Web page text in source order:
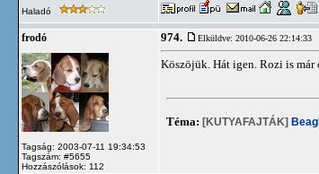
Haladó
frodó
Tagság: 2003-07-11 19:34:53
Tagszám: #5655
Hozzászólások: 112
974. Elküldve: 2010-06-26 22:14:33
Köszöjük. Hát igen. Rozi is már
Téma: [KUTYAFAJTÁK]